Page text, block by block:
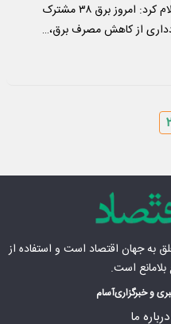
شرکت توزیع نیروی برق تهران بزرگ اعلام کرد: امروز برق ۳۸ مشترک
از کاهش مصرف برق،…
بهجهان اقتصاد است و استفاده از
بلامانع است.
و خبرگزاریآسام
درباره ما